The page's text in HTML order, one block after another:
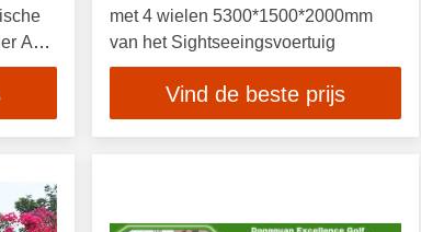
Aan
met 4 wielen 5300*1500*2000mm
van het Sightseeingsvoertuig
Vind de beste prijs